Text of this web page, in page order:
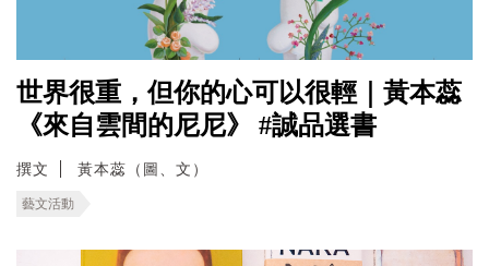
世界很重，但你的心可以很輕｜黃本蕊
《來自雲間的尼尼》 #誠品選書
撰文 黃本蕊（圖、文）
藝文活動